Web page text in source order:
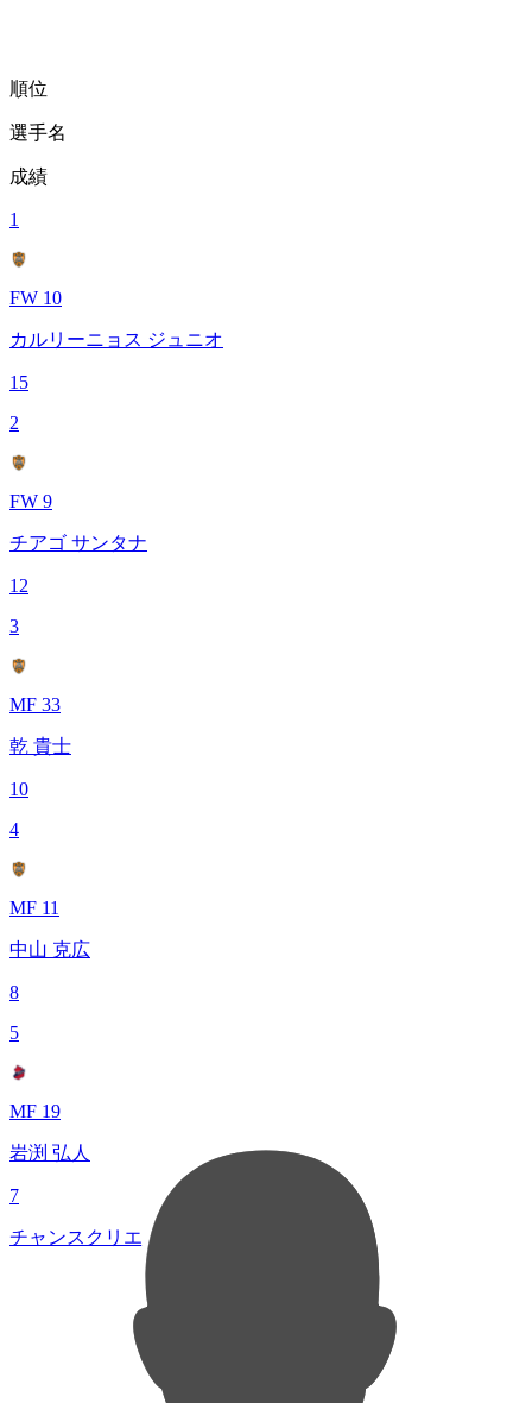
順位
選手名
成績
1
FW 10
カルリーニョス ジュニオ
15
2
FW 9
チアゴ サンタナ
12
3
MF 33
乾 貴士
10
4
MF 11
中山 克広
8
5
MF 19
岩渕 弘人
7
チャンスクリエイト総数